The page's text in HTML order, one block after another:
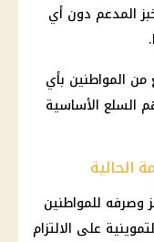
المدعم دون أي
المواطنين بأي
السلع الأساسية
الحالية
وصرفه للمواطنين
على الالتزام